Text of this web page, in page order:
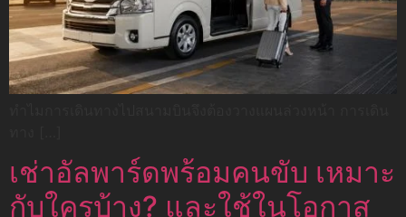
เช่าอัลพาร์ดพร้อมคนขับ เหมาะ
กับใครบ้าง? และใช้ในโอกาส